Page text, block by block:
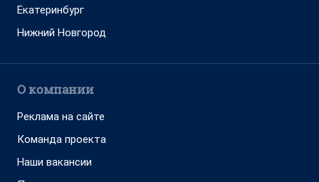
Екатеринбург
Нижний Новгород
О компании
Реклама на сайте
Команда проекта
Наши вакансии